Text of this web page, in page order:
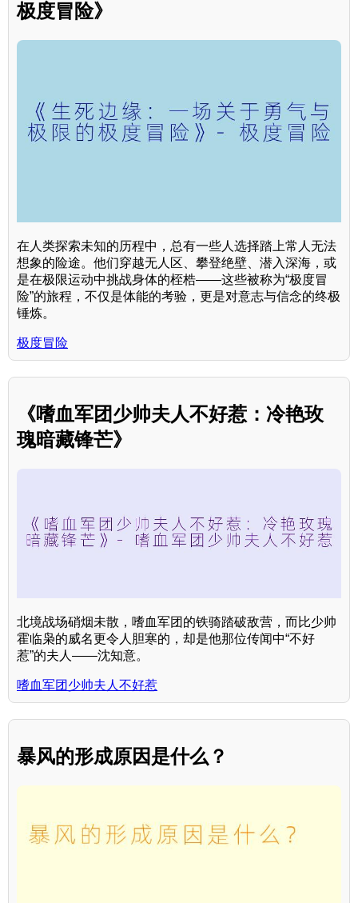
极度冒险》
在人类探索未知的历程中，总有一些人选择踏上常人无法
想象的险途。他们穿越无人区、攀登绝壁、潜入深海，或
是在极限运动中挑战身体的桎梏——这些被称为“极度冒
险”的旅程，不仅是体能的考验，更是对意志与信念的终极
锤炼。
极度冒险
《嗜血军团少帅夫人不好惹：冷艳玫
瑰暗藏锋芒》
北境战场硝烟未散，嗜血军团的铁骑踏破敌营，而比少帅
霍临枭的威名更令人胆寒的，却是他那位传闻中“不好
惹”的夫人——沈知意。
嗜血军团少帅夫人不好惹
暴风的形成原因是什么？